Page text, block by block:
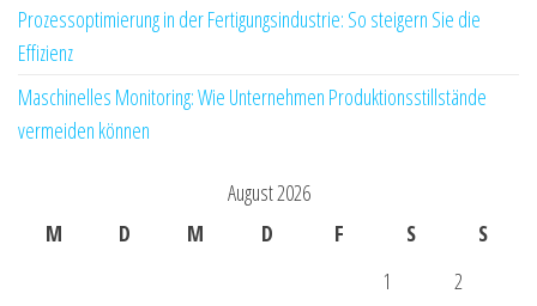
Prozessoptimierung in der Fertigungsindustrie: So steigern Sie die
Effizienz
Maschinelles Monitoring: Wie Unternehmen Produktionsstillstände
vermeiden können
August 2026
M
D M D F S
S
1
2